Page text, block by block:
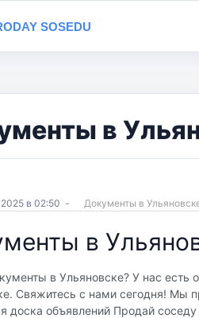
SOSEDU
в
в 02:50 - Документы в
в
в Ульяновске? У нас есть
Свяжитесь с нами сегодня! Мы
доска объявлений Продай